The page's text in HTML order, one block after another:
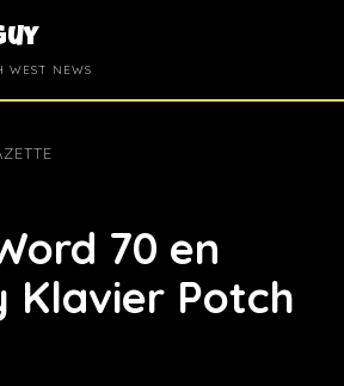
WEST NEWS
70 en
Klavier Potch